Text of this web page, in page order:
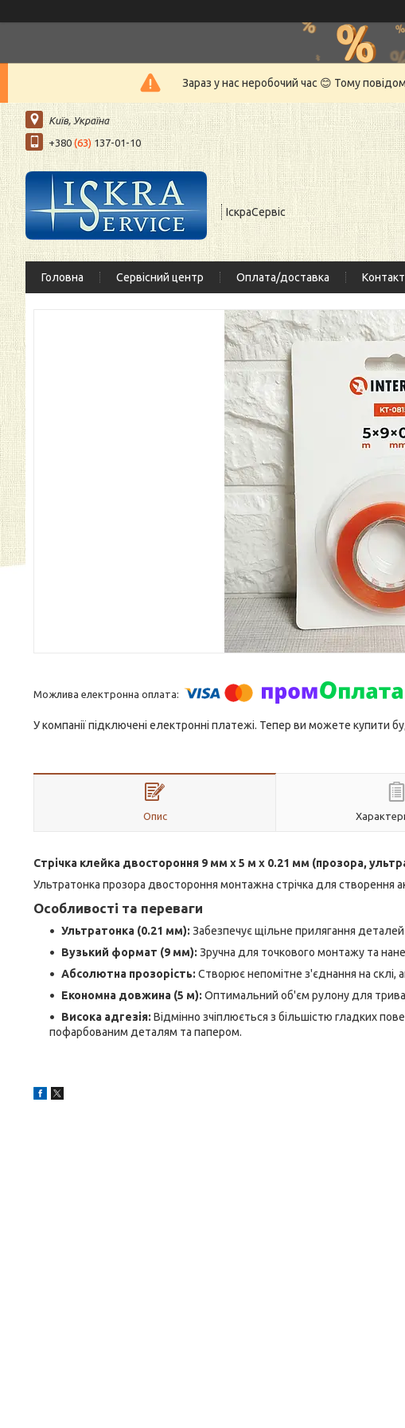
Зараз у нас неробочий час 😊 Тому
Київ, Україна
+380 (63) 137-01-10
ІскраСервіс
Головна Сервісний центр Оплата/доставка
У компанії підключені електронні платежі. Тепер ви можете купити
Опис
Стрічка клейка двостороння 9 мм х 5 м х 0.21 мм (прозора,
Ультратонка прозора двостороння монтажна стрічка для створення
Особливості та переваги
Ультратонка (0.21 мм): Забезпечує щільне прилягання деталей
Вузький формат (9 мм): Зручна для точкового монтажу та
Абсолютна прозорість: Створює непомітне з'єднання на склі,
Економна довжина (5 м): Оптимальний об'єм рулону для
Висока адгезія: Відмінно зчіплюється з більшістю гладких
пофарбованим деталям та папером.